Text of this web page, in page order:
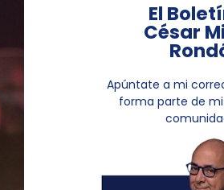
El
César
Apúntate a mi
forma parte de